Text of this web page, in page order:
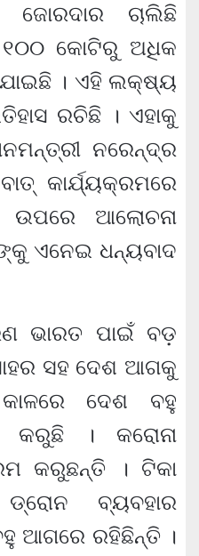
ଜୋରଦାର ଚାଲିଛି
୧୦୦ କୋଟିରୁ ଅଧିକ
। ଏହି ଲକ୍ଷ୍ୟ
ରଚିଛି । ଏହାକୁ
ନରେନ୍ଦ୍ର
କାର୍ଯ୍ୟକ୍ରମରେ
ଉପରେ ଆଲୋଚନା
ଏନେଇ ଧନ୍ୟବାଦ
ଭାରତ ପାଇଁ ବଡ଼
ସହ ଦେଶ ଆଗକୁ
ଦେଶ ବହୁ
କରୁଛି । କରୋନା
କରୁଛନ୍ତି । ଟିକା
ବ୍ୟବହାର
ଆଗରେ ରହିଛିନ୍ତି ।